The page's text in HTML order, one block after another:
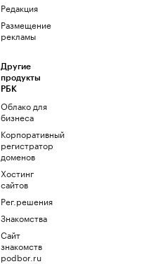
Редакция
Размещение
рекламы
Другие
продукты
РБК
Облако для
бизнеса
Корпоративный
регистратор
доменов
Хостинг
сайтов
Рег.решения
Знакомства
Сайт
знакомств
podbor.ru